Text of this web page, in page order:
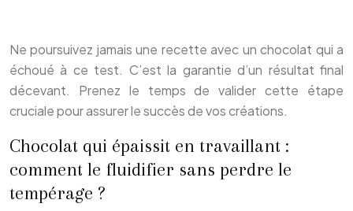
Ne poursuivez jamais une recette avec un chocolat qui a
échoué à ce test. C’est la garantie d’un résultat final
décevant. Prenez le temps de valider cette étape
cruciale pour assurer le succès de vos créations.
Chocolat qui épaissit en travaillant :
comment le fluidifier sans perdre le
tempérage ?